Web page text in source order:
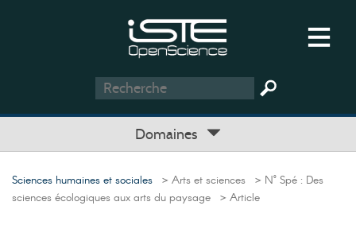
Domaines
Sciences humaines et sociales > Arts et sciences > N° Spé : Des
sciences écologiques aux arts du paysage > Article